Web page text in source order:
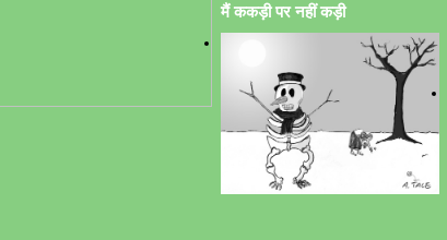
मैं ककड़ी पर नहीं कड़ी